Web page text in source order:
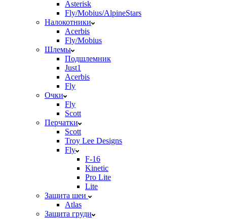
Asterisk
Fly/Mobius/AlpineStars
Налокотники
Acerbis
Fly/Mobius
Шлемы
Подшлемник
Just1
Acerbis
Fly
Очки
Fly
Scott
Перчатки
Scott
Troy Lee Designs
Fly
F-16
Kinetic
Pro Lite
Lite
Защита шеи
Atlas
Защита груди